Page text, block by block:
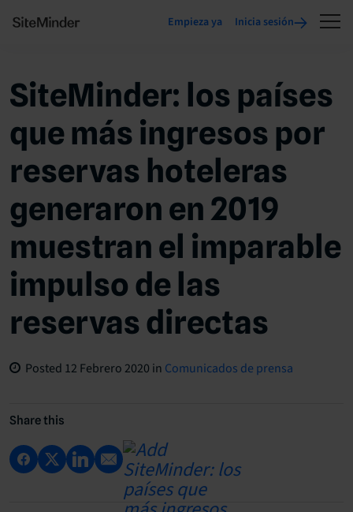
Empieza ya Inicia sesión
SiteMinder: los países
que más ingresos por
reservas hoteleras
generaron en 2019
muestran el imparable
impulso de las
reservas directas
Posted 12 Febrero 2020 in Comunicados de prensa
Share this